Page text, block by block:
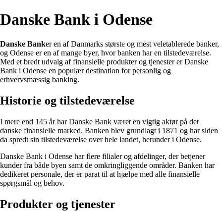
Danske Bank i Odense
Danske Banker en af Danmarks største og mest veletablerede banker,
og Odense er en af mange byer, hvor banken har en tilstedeværelse.
Med et bredt udvalg af finansielle produkter og tjenester er Danske
Bank i Odense en populær destination for personlig og
erhvervsmæssig banking.
Historie og tilstedeværelse
I mere end 145 år har Danske Bank været en vigtig aktør på det
danske finansielle marked. Banken blev grundlagt i 1871 og har siden
da spredt sin tilstedeværelse over hele landet, herunder i Odense.
Danske Bank i Odense har flere filialer og afdelinger, der betjener
kunder fra både byen samt de omkringliggende områder. Banken har
dedikeret personale, der er parat til at hjælpe med alle finansielle
spørgsmål og behov.
Produkter og tjenester